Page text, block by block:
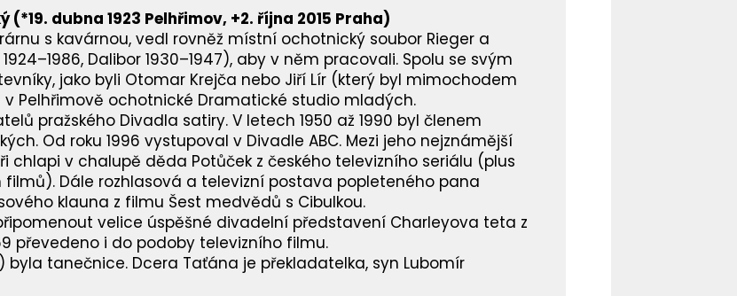
(*19. dubna 1923 Pelhřimov, +2. října 2015 Praha)
s kavárnou, vedl rovněž místní ochotnický soubor Rieger a
Dalibor 1930–1947), aby v něm pracovali. Spolu se svým
jako byli Otomar Krejča nebo Jiří Lír (který byl mimochodem
v Pelhřimově ochotnické Dramatické studio mladých.
pražského Divadla satiry. V letech 1950 až 1990 byl členem
Od roku 1996 vystupoval v Divadle ABC. Mezi jeho nejznámější
chlapi v chalupě děda Potůček z českého televizního seriálu (plus
Dále rozhlasová a televizní postava popleteného pana
klauna z filmu Šest medvědů s Cibulkou.
velice úspěšné divadelní představení Charleyova teta z
převedeno i do podoby televizního filmu.
byla tanečnice. Dcera Taťána je překladatelka, syn Lubomír